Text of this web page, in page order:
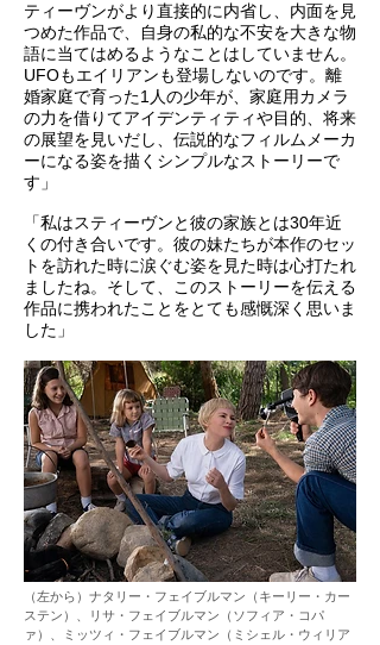
ティーヴンがより直接的に内省し、内面を見
つめた作品で、自身の私的な不安を大きな物
語に当てはめるようなことはしていません。
UFOもエイリアンも登場しないのです。離
婚家庭で育った1人の少年が、家庭用カメラ
の力を借りてアイデンティティや目的、将来
の展望を見いだし、伝説的なフィルムメーカ
ーになる姿を描くシンプルなストーリーで
す」
「私はスティーヴンと彼の家族とは30年近
くの付き合いです。彼の妹たちが本作のセッ
トを訪れた時に涙ぐむ姿を見た時は心打たれ
ましたね。そして、このストーリーを伝える
作品に携われたことをとても感慨深く思いま
した」
（左から）ナタリー・フェイブルマン（キーリー・カー
ステン）、リサ・フェイブルマン（ソフィア・コパ
ァ）、ミッツィ・フェイブルマン（ミシェル・ウィリア